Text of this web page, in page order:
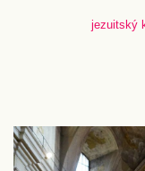
jezuitský